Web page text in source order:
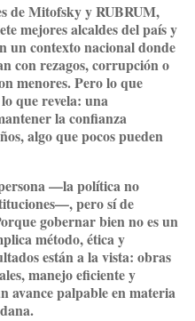
deMitofskyyRUBRUM,
mejores alcaldes del paísy
un contexto nacional donde
con rezagos, corrupción o
menores. Pero lo que
que revela: una
la confianza
algo que pocos pueden
—la política no
pero sí de
gobernar bien no es un
método, ética y
están a la vista: obras
, manejoeficiente y
avance palpable en materia
.